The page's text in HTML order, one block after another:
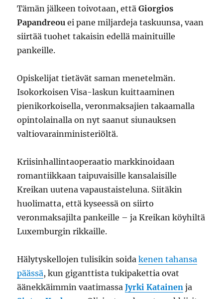
Tämän jälkeen toivotaan, ettäGiorgios
Papandreou ei pane miljardeja taskuunsa, vaan
siirtää tuohet takaisin edellä mainituille
pankeille.
Opiskelijat tietävät saman menetelmän.
Isokorkoisen Visa-laskun kuittaaminen
pienikorkoisella, veronmaksajien takaamalla
opintolainalla on nyt saanut siunauksen
valtiovarainministeriöltä.
Kriisinhallintaoperaatio markkinoidaan
romantiikkaan taipuvaisille kansalaisille
Kreikan uutena vapaustaisteluna. Siitäkin
huolimatta, että kyseessä on siirto
veronmaksajilta pankeille – ja Kreikan köyhiltä
Luxemburgin rikkaille.
Hälytyskellojen tulisikin soidakenen tahansa
päässä, kun giganttista tukipakettia ovat
äänekkäimmin vaatimassaJyrki Katainen ja